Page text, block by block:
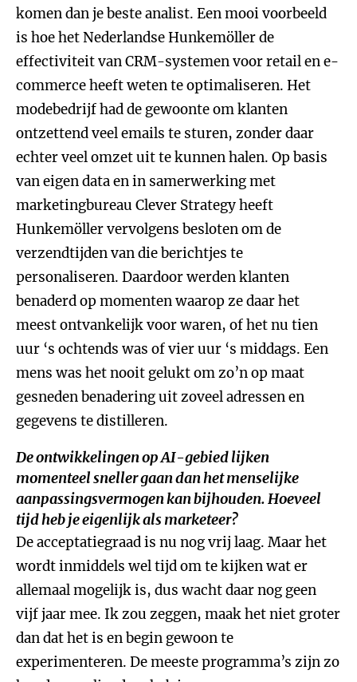
komen dan je beste analist. Een mooi voorbeeld
is hoe het Nederlandse Hunkemöller de
effectiviteit van CRM-systemen voor retail en e-
commerce heeft weten te optimaliseren. Het
modebedrijf had de gewoonte om klanten
ontzettend veel emails te sturen, zonder daar
echter veel omzet uit te kunnen halen. Op basis
van eigen data en in samerwerking met
marketingbureau Clever Strategy heeft
Hunkemöller vervolgens besloten om de
verzendtijden van die berichtjes te
personaliseren. Daardoor werden klanten
benaderd op momenten waarop ze daar het
meest ontvankelijk voor waren, of het nu tien
uur ‘s ochtends was of vier uur ‘s middags. Een
mens was het nooit gelukt om zo’n op maat
gesneden benadering uit zoveel adressen en
gegevens te distilleren.
De ontwikkelingen op AI-gebied lijken
momenteel sneller gaan dan het menselijke
aanpassingsvermogen kan bijhouden. Hoeveel
tijd heb je eigenlijk als marketeer?
De acceptatiegraad is nu nog vrij laag. Maar het
wordt inmiddels wel tijd om te kijken wat er
allemaal mogelijk is, dus wacht daar nog geen
vijf jaar mee. Ik zou zeggen, maak het niet groter
dan dat het is en begin gewoon te
experimenteren. De meeste programma’s zijn zo